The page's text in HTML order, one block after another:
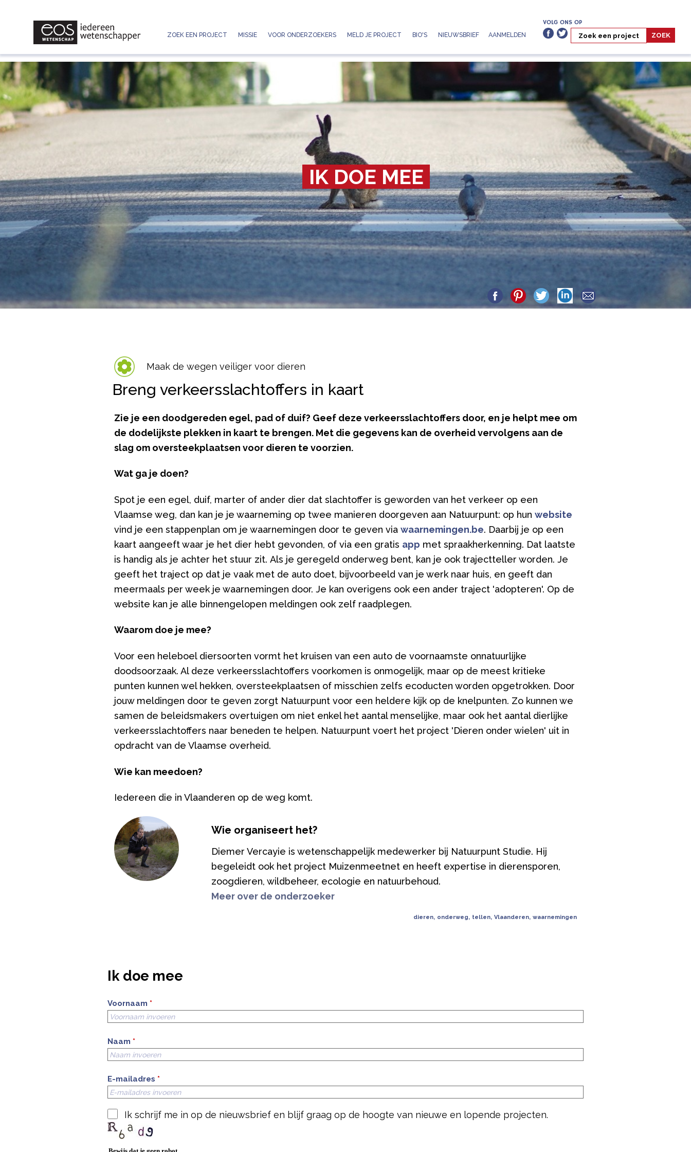
ZOEK EEN PROJECT MISSIE VOOR ONDERZOEKERS MELD JE PROJECT BIO'S NIEUWSBRIEF AANMELDEN
VOLG ONS OP
IK DOE MEE
Maak de wegen veiliger voor dieren
Breng verkeersslachtoffers in kaart
Zie je een doodgereden egel, pad of duif? Geef deze verkeersslachtoffers door, en je helpt mee om
de dodelijkste plekken in kaart te brengen. Met die gegevens kan de overheid vervolgens aan de
slag om oversteekplaatsen voor dieren te voorzien.
Wat ga je doen?
Spot je een egel, duif, marter of ander dier dat slachtoffer is geworden van het verkeer op een
Vlaamse weg, dan kan je je waarneming op twee manieren doorgeven aan Natuurpunt: op hun website
vind je een stappenplan om je waarnemingen door te geven via waarnemingen.be. Daarbij je op een
kaart aangeeft waar je het dier hebt gevonden, of via een gratis app met spraakherkenning. Dat laatste
is handig als je achter het stuur zit. Als je geregeld onderweg bent, kan je ook trajectteller worden. Je
geeft het traject op dat je vaak met de auto doet, bijvoorbeeld van je werk naar huis, en geeft dan
meermaals per week je waarnemingen door. Je kan overigens ook een ander traject 'adopteren'. Op de
website kan je alle binnengelopen meldingen ook zelf raadplegen.
Waarom doe je mee?
Voor een heleboel diersoorten vormt het kruisen van een auto de voornaamste onnatuurlijke
doodsoorzaak. Al deze verkeersslachtoffers voorkomen is onmogelijk, maar op de meest kritieke
punten kunnen wel hekken, oversteekplaatsen of misschien zelfs ecoducten worden opgetrokken. Door
jouw meldingen door te geven zorgt Natuurpunt voor een heldere kijk op de knelpunten. Zo kunnen we
samen de beleidsmakers overtuigen om niet enkel het aantal menselijke, maar ook het aantal dierlijke
verkeersslachtoffers naar beneden te helpen. Natuurpunt voert het project 'Dieren onder wielen' uit in
opdracht van de Vlaamse overheid.
Wie kan meedoen?
Iedereen die in Vlaanderen op de weg komt.
Wie organiseert het?
Diemer Vercayie is wetenschappelijk medewerker bij Natuurpunt Studie. Hij
begeleidt ook het project Muizenmeetnet en heeft expertise in dierensporen,
zoogdieren, wildbeheer, ecologie en natuurbehoud.
Meer over de onderzoeker
dieren, onderweg, tellen, Vlaanderen, waarnemingen
Ik doe mee
Voornaam *
Naam *
E-mailadres *
Ik schrijf me in op de nieuwsbrief en blijf graag op de hoogte van nieuwe en lopende projecten.